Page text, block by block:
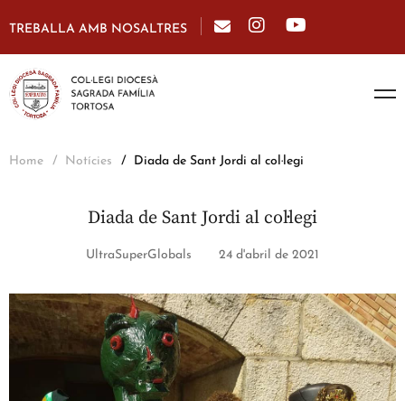
TREBALLA AMB NOSALTRES
Home Notícies Diada de Sant Jordi al col·legi
Diada de Sant Jordi al col·legi
UltraSuperGlobals 24 d'abril de 2021